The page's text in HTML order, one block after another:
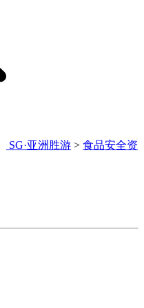
SG·亚洲胜游 > 食品安全资